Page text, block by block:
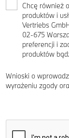
Chcę również
produktów i
Vertriebs
02-675
preferencji i
produktów
Wnioski o
wyrażeniu zgody